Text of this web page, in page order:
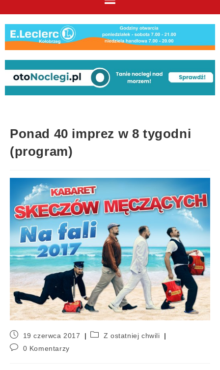
Ponad 40 imprez w 8 tygodni
(program)
19 czerwca 2017
Z ostatniej chwili
0 Komentarzy